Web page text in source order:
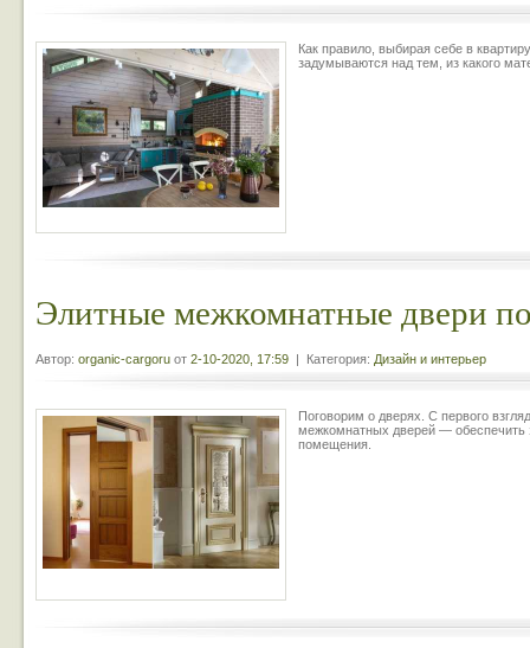
Как правило, выбирая себе в
задумываются над тем, из какого
Элитные межкомнатные двери
Автор: organic-cargoru от 2-10-2020, 17:59 | Категория: Дизайн и интерьер
Поговорим о дверях. С первого
межкомнатных дверей — обеспечить
помещения.